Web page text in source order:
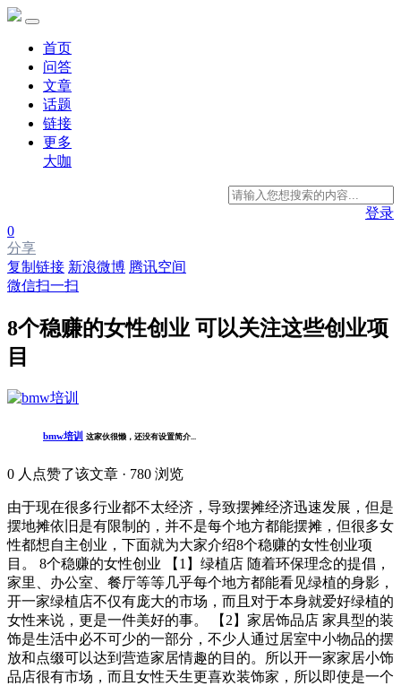
首页
问答
文章
话题
链接
更多
大咖
登录
0
分享
复制链接 新浪微博 腾讯空间
微信扫一扫
8个稳赚的女性创业 可以关注这些创业项
目
bmw培训 这家伙很懒，还没有设置简介...
0 人点赞了该文章 · 780 浏览
由于现在很多行业都不太经济，导致摆摊经济迅速发展，但是
摆地摊依旧是有限制的，并不是每个地方都能摆摊，但很多女
性都想自主创业，下面就为大家介绍8个稳赚的女性创业项
目。 8个稳赚的女性创业 【1】绿植店 随着环保理念的提倡，
家里、办公室、餐厅等等几乎每个地方都能看见绿植的身影，
开一家绿植店不仅有庞大的市场，而且对于本身就爱好绿植的
女性来说，更是一件美好的事。 【2】家居饰品店 家具型的装
饰是生活中必不可少的一部分，不少人通过居室中小物品的摆
放和点缀可以达到营造家居情趣的目的。所以开一家家居小饰
品店很有市场，而且女性天生更喜欢装饰家，所以即使是一个